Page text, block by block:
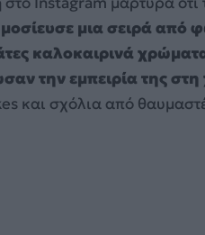
μια σειρά από
καλοκαιρινά
την εμπειρία της
και σχόλια από